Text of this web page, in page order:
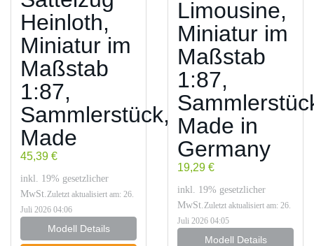
Heinloth,
Miniatur im
Maßstab
1:87,
Sammlerstück,
Made
45,39 €
inkl. 19% gesetzlicher
MwSt.Zuletzt aktualisiert am: 26.
Juli 2026 04:06
Modell Details
Limousine,
Miniatur im
Maßstab
1:87,
Made in
Germany
19,29 €
inkl. 19% gesetzlicher
MwSt.Zuletzt aktualisiert am: 26.
Juli 2026 04:05
Modell Details